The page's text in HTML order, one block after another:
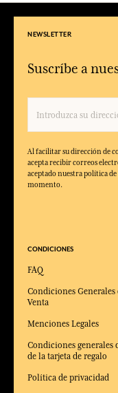
NEWSLETTER
Suscríbe a
Al facilitar su dirección de
acepta recibir correos
aceptado nuestra política
momento.
CONDICIONES
FAQ
Condiciones Generales
Venta
Menciones Legales
Condiciones generales
de la tarjeta de regalo
Política de privacidad